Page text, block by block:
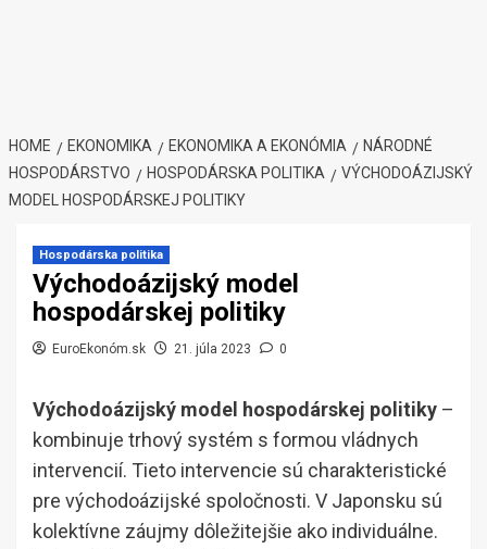
HOME EKONOMIKA EKONOMIKA A EKONÓMIA
NÁRODNÉ
HOSPODÁRSTVO
HOSPODÁRSKA POLITIKA
VÝCHODOÁZIJSKÝ
MODEL HOSPODÁRSKEJ POLITIKY
Hospodárska politika
Východoázijský model
hospodárskej politiky
EuroEkonóm.sk 21. júla 2023 0
Východoázijský model hospodárskej politiky –
kombinuje trhový systém s formou vládnych
intervencií. Tieto intervencie sú charakteristické
pre východoázijské spoločnosti. V Japonsku sú
kolektívne záujmy dôležitejšie ako individuálne.